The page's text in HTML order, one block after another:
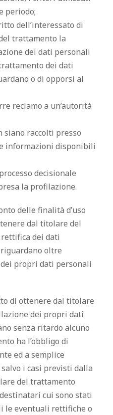
periodo;
dell’interessato di
trattamento la
dei dati personali
dei dati
o di opporsi al
reclamo a un’autorità
raccolti presso
informazioni disponibili
decisionale
la profilazione.
delle finalità d’uso
dal titolare del
dei dati
oltre
propri dati personali
di ottenere dal titolare
dei propri dati
senza ritardo alcuno
ha l’obbligo di
ed a semplice
i casi previsti dalla
del trattamento
cui sono stati
le eventuali rettifiche o